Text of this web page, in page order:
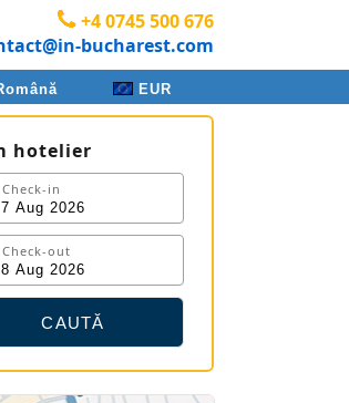
+4 0745 500 676
bucharest.com
EUR
hotelier
Check-in
Check-out